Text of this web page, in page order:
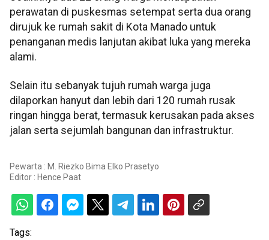
perawatan di puskesmas setempat serta dua orang
dirujuk ke rumah sakit di Kota Manado untuk
penanganan medis lanjutan akibat luka yang mereka
alami.
Selain itu sebanyak tujuh rumah warga juga
dilaporkan hanyut dan lebih dari 120 rumah rusak
ringan hingga berat, termasuk kerusakan pada akses
jalan serta sejumlah bangunan dan infrastruktur.
Pewarta : M. Riezko Bima Elko Prasetyo
Editor : Hence Paat
Tags: